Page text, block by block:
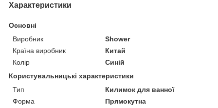
Характеристики
Основні
Виробник
Shower
Країна виробник
Китай
Колір
Синій
Користувальницькі характеристики
Тип
Килимок для ванної
Форма
Прямокутна